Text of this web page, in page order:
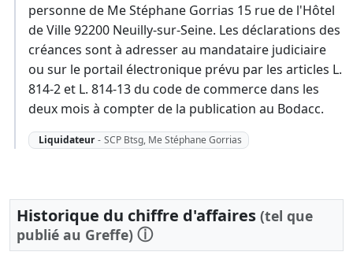
personne de Me Stéphane Gorrias 15 rue de l'Hôtel
de Ville 92200 Neuilly-sur-Seine. Les déclarations des
créances sont à adresser au mandataire judiciaire
ou sur le portail électronique prévu par les articles L.
814-2 et L. 814-13 du code de commerce dans les
deux mois à compter de la publication au Bodacc.
Liquidateur - SCP Btsg, Me Stéphane Gorrias
Historique du chiffre d'affaires (tel que
publié au Greffe) ⓘ